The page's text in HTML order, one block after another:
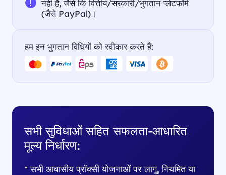
नहीं है, जैसे कि वित्तीय/सरकारी/भुगतान प्लेटफ़ॉर्म
(जैसे PayPal)।
हम इन भुगतान विधियों को स्वीकार करते हैं:
सभी सुविधाओं सहित सफलता-आधारित
मूल्य निर्धारण:
* सभी आवासीय प्रॉक्सी योजनाओं पर लागू, नियमित या